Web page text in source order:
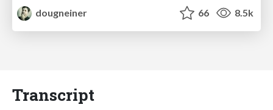
dougneiner
66 8.5k
Transcript